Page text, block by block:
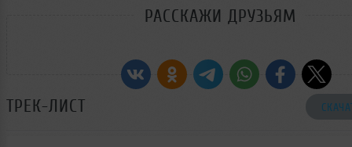
РАССКАЖИ ДРУЗЬЯМ
ТРЕК-ЛИСТ